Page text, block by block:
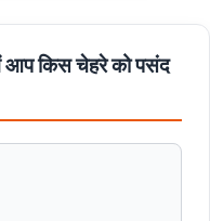
में चयन
आप किस चेहरे को पसंद